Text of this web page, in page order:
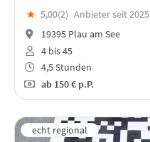
★ 5,00(2) Anbieter seit 2025
19395 Plau am See
4 bis 45
4,5 Stunden
ab150 € p.P.